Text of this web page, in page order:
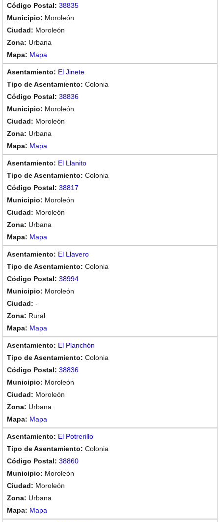
38835
Moroleón
Moroleón
Urbana
Mapa
El Jinete
Colonia
38836
Moroleón
Moroleón
Urbana
Mapa
El Llanito
Colonia
38817
Moroleón
Moroleón
Urbana
Mapa
El Llavero
Colonia
38994
Moroleón
-
Rural
Mapa
El Planchón
Colonia
38836
Moroleón
Moroleón
Urbana
Mapa
El Potrerillo
Colonia
38860
Moroleón
Moroleón
Urbana
Mapa